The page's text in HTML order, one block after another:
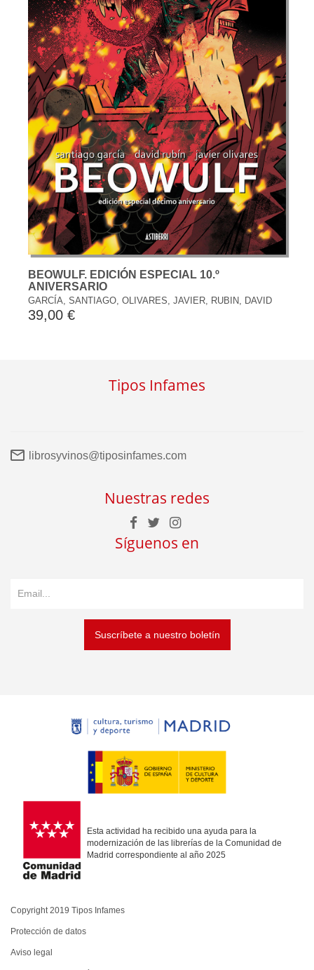
BEOWULF. EDICIÓN ESPECIAL 10.º
ANIVERSARIO
GARCÍA, SANTIAGO, OLIVARES, JAVIER, RUBIN, DAVID
39,00 €
Tipos Infames
librosyvinos@tiposinfames.com
Nuestras redes
Síguenos en
Suscríbete a nuestro boletín
Esta actividad ha recibido una ayuda para la
modernización de las librerías de la Comunidad de
Madrid correspondiente al año 2025
Copyright 2019 Tipos Infames
Protección de datos
Aviso legal